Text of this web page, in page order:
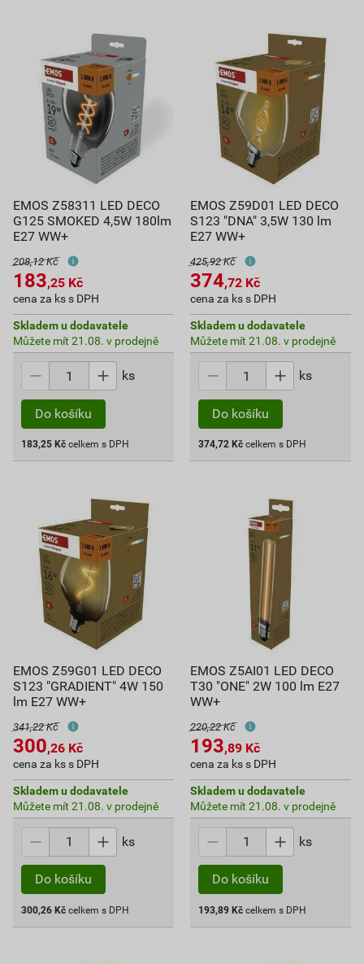
EMOS Z58311 LED DECO
G125 SMOKED 4,5W 180lm
E27 WW+
208,12 Kč
183,25 Kč
cena za ks s DPH
Skladem u dodavatele
Můžete mít 21.08. v prodejně
ks
Do košíku
183,25 Kč celkem s DPH
EMOS Z59D01 LED DECO
S123 "DNA" 3,5W 130 lm
E27 WW+
425,92 Kč
374,72 Kč
cena za ks s DPH
Skladem u dodavatele
Můžete mít 21.08. v prodejně
ks
Do košíku
374,72 Kč celkem s DPH
EMOS Z59G01 LED DECO
S123 "GRADIENT" 4W 150
lm E27 WW+
341,22 Kč
300,26 Kč
cena za ks s DPH
Skladem u dodavatele
Můžete mít 21.08. v prodejně
ks
Do košíku
300,26 Kč celkem s DPH
EMOS Z5AI01 LED DECO
T30 "ONE" 2W 100 lm E27
WW+
220,22 Kč
193,89 Kč
cena za ks s DPH
Skladem u dodavatele
Můžete mít 21.08. v prodejně
ks
Do košíku
193,89 Kč celkem s DPH